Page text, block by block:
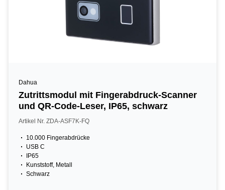
Dahua
Zutrittsmodul mit Fingerabdruck-Scanner
und QR-Code-Leser, IP65, schwarz
Artikel Nr. ZDA-ASF7K-FQ
10.000 Fingerabdrücke
USB C
IP65
Kunststoff, Metall
Schwarz